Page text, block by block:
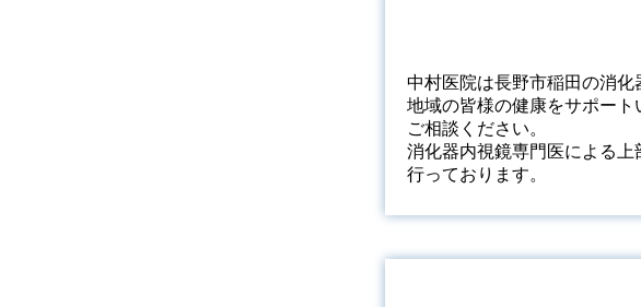
中村医院は長野市稲田の消化
地域の皆様の健康をサポー
ご相談ください。
消化器内視鏡専門医による
行っております。